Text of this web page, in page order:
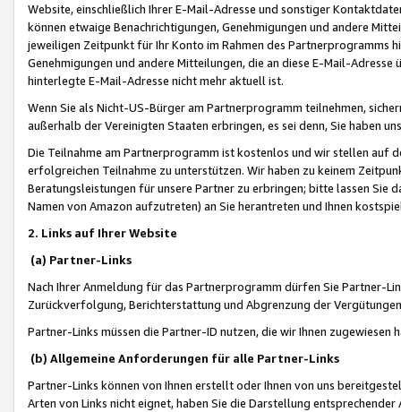
Website, einschließlich Ihrer E-Mail-Adresse und sonstiger
können etwaige Benachrichtigungen, Genehmigungen und andere
jeweiligen Zeitpunkt für Ihr Konto im Rahmen des Partnerprogramms
Genehmigungen und andere Mitteilungen, die an diese E-Mail-
hinterlegte E-Mail-Adresse nicht mehr aktuell ist.
Wenn Sie als Nicht-US-Bürger am Partnerprogramm teilnehmen,
außerhalb der Vereinigten Staaten erbringen, es sei denn, Sie haben
Die Teilnahme am Partnerprogramm ist kostenlos und wir stellen auf
erfolgreichen Teilnahme zu unterstützen. Wir haben zu keinem
Beratungsleistungen für unsere Partner zu erbringen; bitte lassen Sie
Namen von Amazon aufzutreten) an Sie herantreten und Ihnen
2. Links auf Ihrer Website
(a) Partner-Links
Nach Ihrer Anmeldung für das Partnerprogramm dürfen Sie Partner-
Zurückverfolgung, Berichterstattung und Abgrenzung der
Partner-Links müssen die Partner-ID nutzen, die wir Ihnen zugewiesen
(b) Allgemeine Anforderungen für alle Partner-Links
Partner-Links können von Ihnen erstellt oder Ihnen von uns
Arten von Links nicht eignet, haben Sie die Darstellung